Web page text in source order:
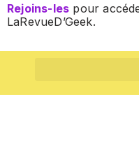
Rejoins-les pour
LaRevueD’Geek.